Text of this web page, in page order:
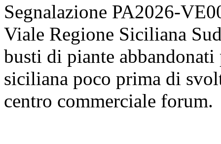
Segnalazione PA2026-
Viale Regione Siciliana
busti di piante
siciliana poco prima di
centro commerciale forum.